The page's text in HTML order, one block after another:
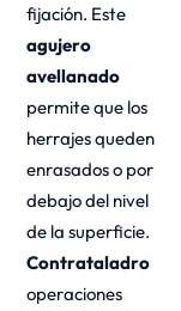
fijación. Este
agujero
avellanado
permite que los
herrajes queden
enrasados o por
debajo del nivel
de la superficie.
Contrataladro
operaciones